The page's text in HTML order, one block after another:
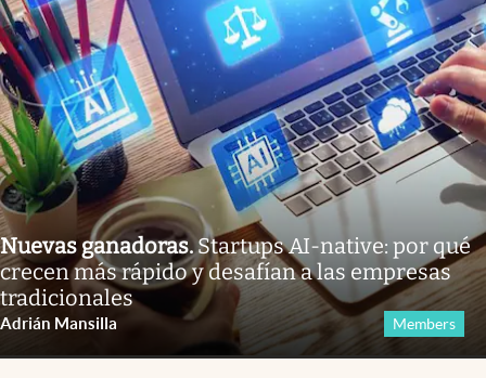
Nuevas ganadoras.Startups AI-native: por qué
crecen más rápido y desafían a las empresas
tradicionales
Adrián Mansilla Members